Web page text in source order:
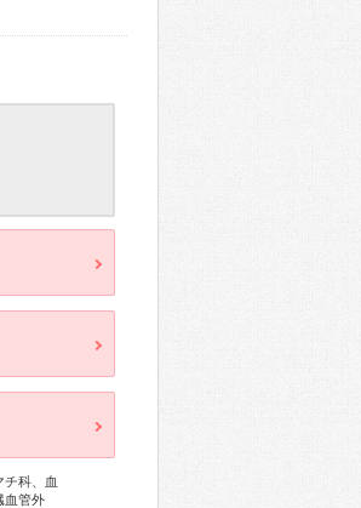
科、血
血管外